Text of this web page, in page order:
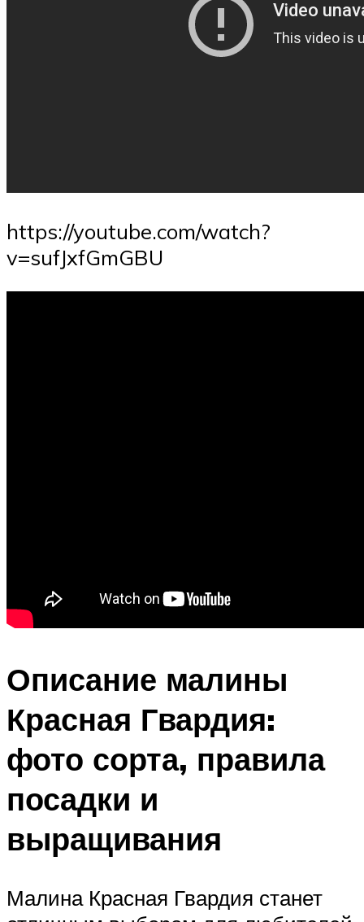
https://youtube.com/watch?
v=sufJxfGmGBU
Описание малины
Красная Гвардия:
фото сорта, правила
посадки и
выращивания
Малина Красная Гвардия станет